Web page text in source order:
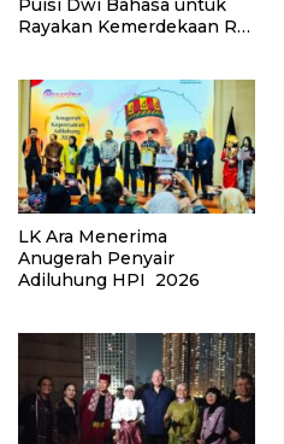
Puisi Dwi Bahasa untuk
Rayakan Kemerdekaan RI
LK Ara Menerima
Anugerah Penyair
Adiluhung HPI 2026